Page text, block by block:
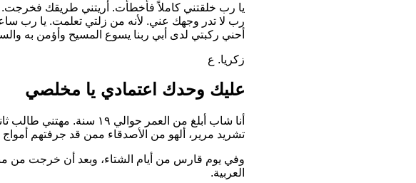
يا رب خلقتني كاملاً فأخطأت. أريتني طريقك
رب لا تدر وجهك عني. لأنه من زلتي تعلمت. يا رب
أحني ركبتي لدى أبي ربنا يسوع المسيح وأؤمن به
زكريا. ع
عليك وحدك اعتمادي يا مخلصي
أنا شاب أبلغ من العمر
تشريد مرير، ألهو من الأصدقاء ممن قد جرفتهم
وفي يوم قارس من أيام الشتاء، وبعد أن خرجت من
العربية.